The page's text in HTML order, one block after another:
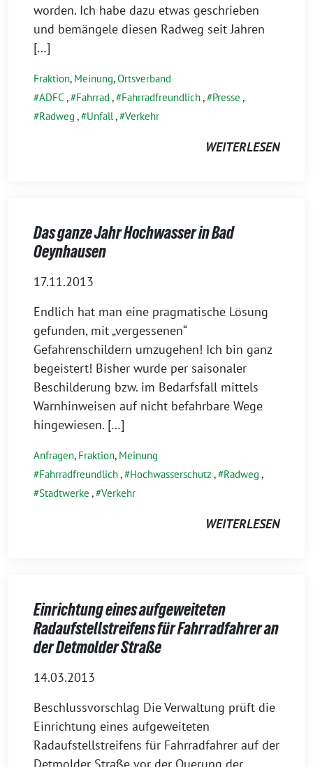
worden. Ich habe dazu etwas geschrieben
und bemängele diesen Radweg seit Jahren
[…]
Fraktion, Meinung,Ortsverband
ADFC , Fahrrad , Fahrradfreundlich, Presse ,
Radweg , Unfall, Verkehr
WEITERLESEN
Das ganze Jahr Hochwasser in Bad
Oeynhausen
17.11.2013
Endlich hat man eine pragmatische Lösung
gefunden, mit „vergessenen“
Gefahrenschildern umzugehen! Ich bin ganz
begeistert! Bisher wurde per saisonaler
Beschilderung bzw. im Bedarfsfall mittels
Warnhinweisen auf nicht befahrbare Wege
hingewiesen. […]
Anfragen, Fraktion, Meinung
Fahrradfreundlich, Hochwasserschutz , Radweg ,
Stadtwerke , Verkehr
WEITERLESEN
Einrichtung eines aufgeweiteten
Radaufstellstreifens für Fahrradfahrer an
der Detmolder Straße
14.03.2013
Beschlussvorschlag Die Verwaltung prüft die
Einrichtung eines aufgeweiteten
Radaufstellstreifens für Fahrradfahrer auf der